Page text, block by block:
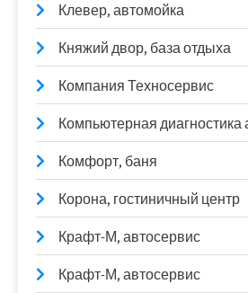
Клевер, автомойка
Княжий двор, база отдыха
Компания Техносервис
Компьютерная диагностика
Комфорт, баня
Корона, гостиничный центр
Крафт-М, автосервис
Крафт-М, автосервис